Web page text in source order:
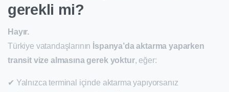
gerekli mi?
Hayır.
Türkiye vatandaşlarının İspanya’da aktarma yaparken
transit vize almasına gerek yoktur, eğer:
✔ Yalnızca terminal içinde aktarma yapıyorsanız